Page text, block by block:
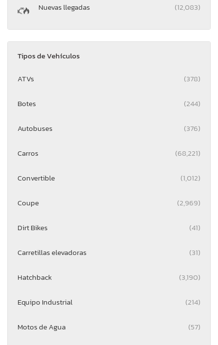
Nuevas llegadas (12,083)
Tipos de Vehículos
ATVs (378)
Botes (244)
Autobuses (376)
Carros (68,221)
Convertible (1,012)
Coupe (2,969)
Dirt Bikes (41)
Carretillas elevadoras (31)
Hatchback (3,190)
Equipo Industrial (214)
Motos de Agua (57)